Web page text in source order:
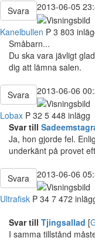
Svara
2013-06-05
Kanelbullen P 3 803
Småbarn...
Du ska vara jävligt
dig att lämna salen.
Svara
2013-06-06
Lobax P 32 5 448 inlägg
Svar till
Ja, hon gjorde fel.
underkänt på provet
Svara
2013-06-06
Ultrafisk P 34 7 472
Svar till Tjingsallad [
I samma tillstånd